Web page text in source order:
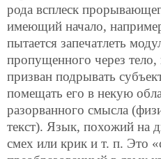
рода всплеск
имеющий начало,
пытается запечатлеть
пропущенного через
призван подрывать
помещать его в некую
разорванного смысла
текст). Язык, похожий на
смех или крик и т. п. Это